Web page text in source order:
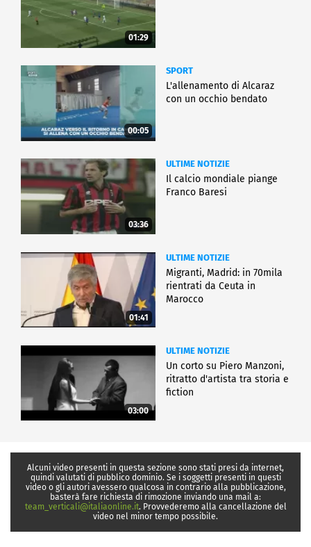
01:29
00:05
SPORT
L'allenamento di Alcaraz
con un occhio bendato
03:36
ULTIME NOTIZIE
Il calcio mondiale piange
Franco Baresi
01:41
ULTIME NOTIZIE
Migranti, Madrid: in 70mila
rientrati da Ceuta in
Marocco
03:00
ULTIME NOTIZIE
Un corto su Piero Manzoni,
ritratto d'artista tra storia e
fiction
Alcuni video presenti in questa sezione sono stati presi da internet,
quindi valutati di pubblico dominio. Se i soggetti presenti in questi
video o gli autori avessero qualcosa in contrario alla pubblicazione,
basterà fare richiesta di rimozione inviando una mail a:
team_verticali@italiaonline.it. Provvederemo alla cancellazione del
video nel minor tempo possibile.